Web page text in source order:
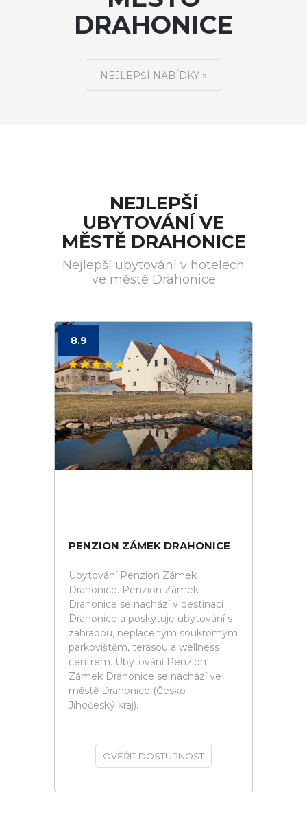
DRAHONICE
NEJLEPŠÍ NABÍDKY »
NEJLEPŠÍ
UBYTOVÁNÍ VE
MĚSTĚ DRAHONICE
Nejlepší ubytování v hotelech
ve městě Drahonice
8.9
PENZION ZÁMEK DRAHONICE
Ubytování Penzion Zámek
Drahonice. Penzion Zámek
Drahonice se nachází v destinaci
Drahonice a poskytuje ubytování s
zahradou, neplaceným soukromým
parkovištěm, terasou a wellness
centrem. Ubytování Penzion
Zámek Drahonice se nachází ve
městě Drahonice (Česko -
Jihočeský kraj).
OVĚŘIT DOSTUPNOST